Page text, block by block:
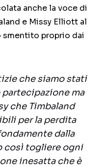
anche la voce di
e Missy Elliott al
proprio dai
che siamo stati
ma
che Timbaland
per la perdita
dalla
così togliere ogni
inesatta che è